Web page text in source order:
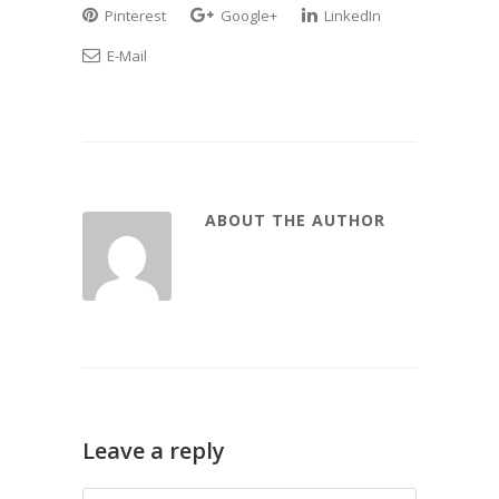
Pinterest Google+
LinkedIn
E-Mail
ABOUT THE AUTHOR
Leave a reply